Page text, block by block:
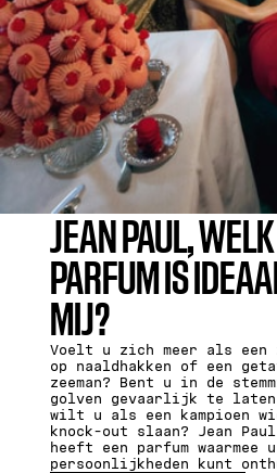
JEAN PAUL, WELK
PARFUM IS
MIJ?
Voelt u zich meer als een
op naaldhakken of een
zeeman? Bent u in de
golven gevaarlijk te
wilt u als een kampioen
knock-out slaan? Jean
heeft een parfum waarmee
persoonlijkheden kunt